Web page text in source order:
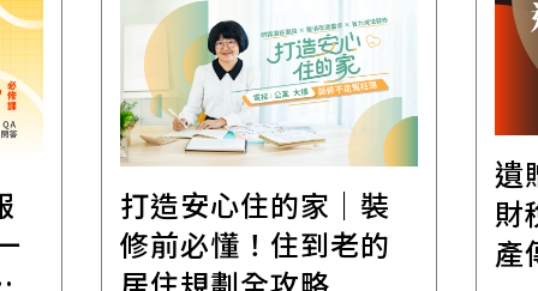
打造安心住的家｜裝
修前必懂！住到老的
遺
財
產